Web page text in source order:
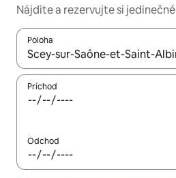
Nájdite a rezervujte si
Poloha
Keď budú výsledky k dispozícii,
Príchod
Odchod